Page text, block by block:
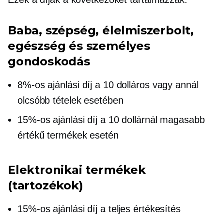
Baba, szépség, élelmiszerbolt,
egészség és személyes
gondoskodás
8%-os ajánlási díj a 10 dolláros vagy annál
olcsóbb tételek esetében
15%-os ajánlási díj a 10 dollárnál magasabb
értékű termékek esetén
Elektronikai termékek
(tartozékok)
15%-os ajánlási díj a teljes értékesítés